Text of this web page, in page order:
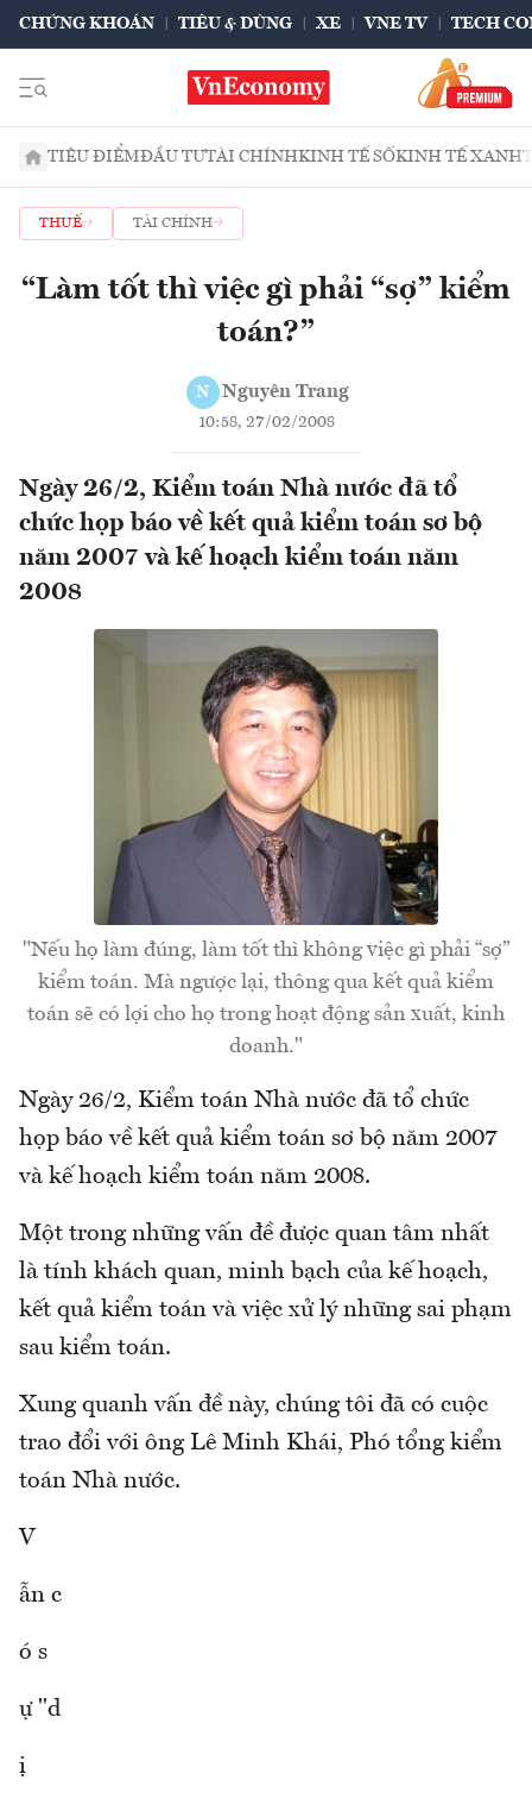
CHỨNG KHOÁN TIÊU & DÙNG XE VNE TV TECH
TIÊU ĐIỂMĐẦU TƯTÀI CHÍNHKINH TẾ SỐKINH TẾ XANH
THUẾ TÀI CHÍNH
“Làm tốt thì việc gì phải “sợ” kiểm
toán?”
N Nguyên Trang
10:58, 27/02/2008
Ngày 26/2, Kiểm toán Nhà nước đã tổ
chức họp báo về kết quả kiểm toán sơ bộ
năm 2007 và kế hoạch kiểm toán năm
2008
"Nếu họ làm đúng, làm tốt thì không việc gì phải “sợ”
kiểm toán. Mà ngược lại, thông qua kết quả kiểm
toán sẽ có lợi cho họ trong hoạt động sản xuất, kinh
doanh."
Ngày 26/2, Kiểm toán Nhà nước đã tổ chức
họp báo về kết quả kiểm toán sơ bộ năm 2007
và kế hoạch kiểm toán năm 2008.
Một trong những vấn đề được quan tâm nhất
là tính khách quan, minh bạch của kế hoạch,
kết quả kiểm toán và việc xử lý những sai phạm
sau kiểm toán.
Xung quanh vấn đề này, chúng tôi đã có cuộc
trao đổi với ông Lê Minh Khái, Phó tổng kiểm
toán Nhà nước.
V
ẫn c
ó s
ự "d
ị